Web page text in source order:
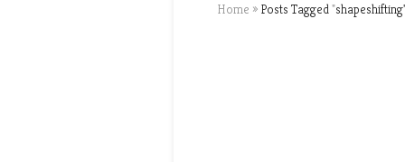
Home » Posts Tagged"